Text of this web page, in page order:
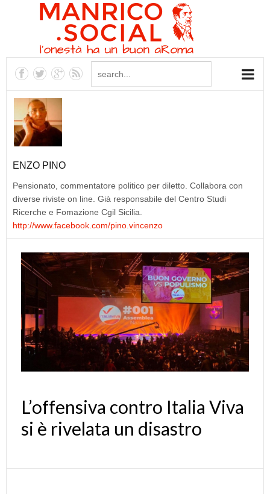
ENZO PINO
Pensionato, commentatore politico per diletto. Collabora con
diverse riviste on line. Già responsabile del Centro Studi
Ricerche e Fomazione Cgil Sicilia.
http://www.facebook.com/pino.vincenzo
L’offensiva contro Italia Viva
si è rivelata un disastro